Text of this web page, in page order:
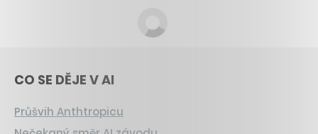
CO SE DĚJE V AI
Průšvih Anthtropicu